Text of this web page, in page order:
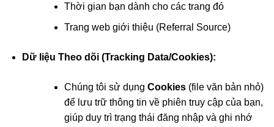
Thời gian bạn dành cho các trang đó
Trang web giới thiệu (Referral Source)
Dữ liệu Theo dõi (Tracking Data/Cookies):
Chúng tôi sử dụng Cookies(file văn bản nhỏ)
để lưu trữ thông tin về phiên truy cập của bạn,
giúp duy trì trạng thái đăng nhập và ghi nhớ